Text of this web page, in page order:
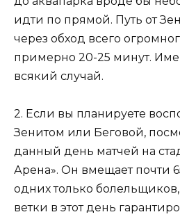
идти по прямой. Путь от
через обход всего
примерно 20-25 минут.
всякий случай.
2. Если вы планируете
Зенитом или Беговой,
данный день матчей на
Арена». Он вмещает почти
одних только болельщиков,
ветки в этот день